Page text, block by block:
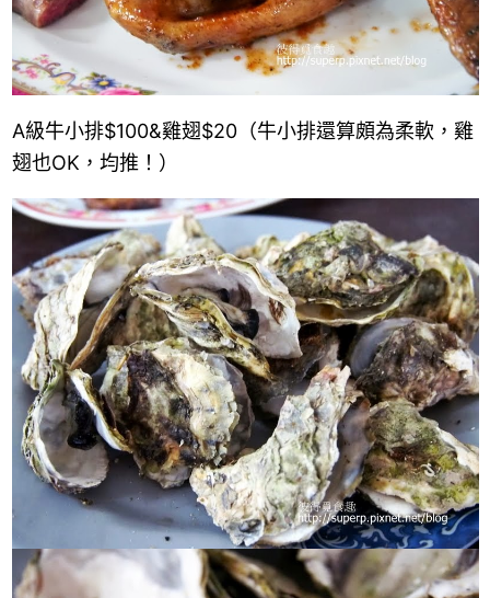
A級牛小排$100&雞翅$20（牛小排還算頗為柔軟，雞
翅也OK，均推！）